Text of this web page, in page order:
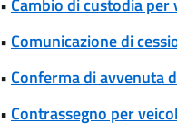
• Cambio di custodia
• Comunicazione di
• Conferma di avvenuta
• Contrassegno per